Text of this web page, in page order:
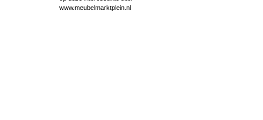
www.meubelmarktplein.nl